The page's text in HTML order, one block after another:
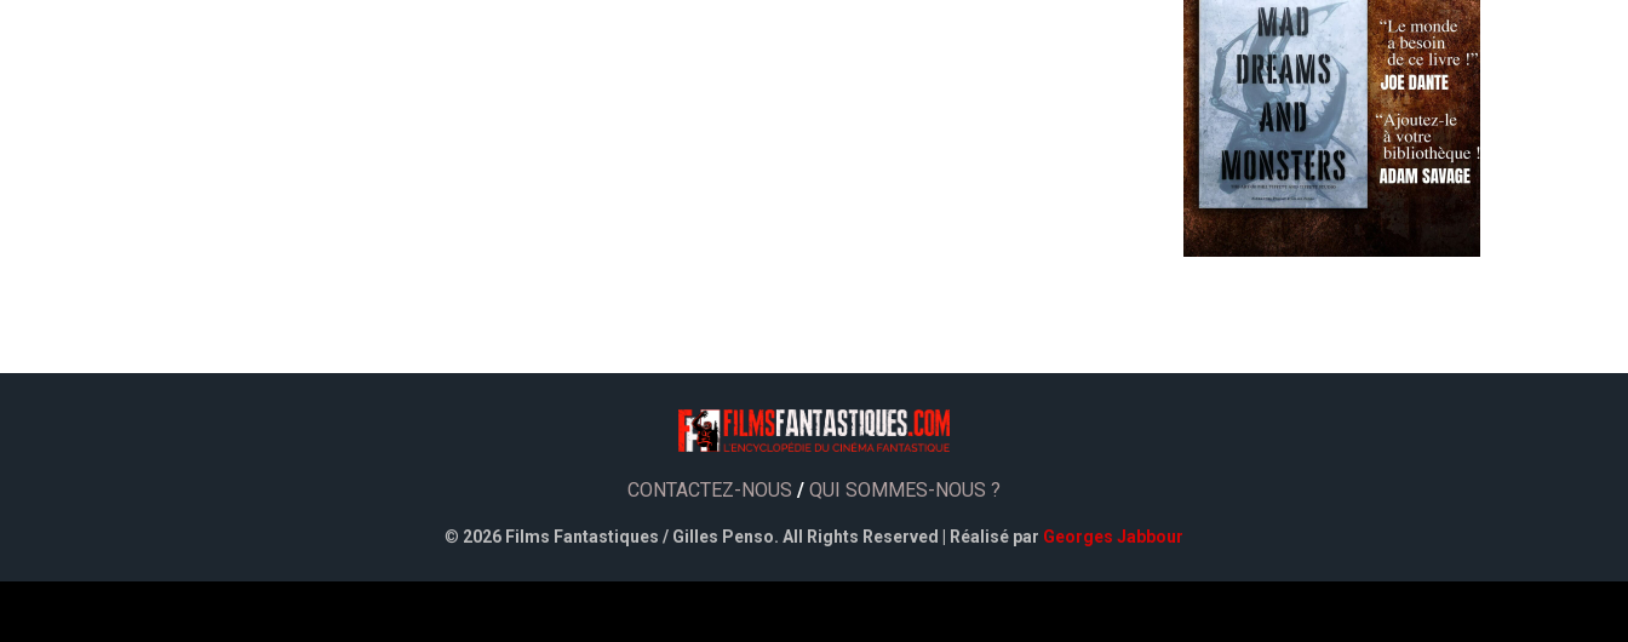
CONTACTEZ-NOUS / QUI SOMMES-NOUS ?
© 2026 Films Fantastiques / Gilles Penso. All Rights Reserved | Réalisé par Georges Jabbour